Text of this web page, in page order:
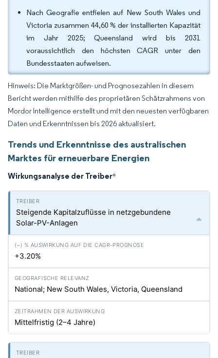
Nach Geografie entfielen auf New South Wales und
Victoria zusammen 44,60 % der installierten Kapazität
im Jahr 2025; Queensland wird bis 2031
voraussichtlich den höchsten CAGR unter den
Bundesstaaten aufweisen.
Hinweis: Die Marktgrößen- und Prognosezahlen in diesem
Bericht werden mithilfe des proprietären Schätzrahmens von
Mordor Intelligence erstellt und mit den neuesten verfügbaren
Daten und Erkenntnissen bis 2026 aktualisiert.
Trends und Erkenntnisse des australischen
Marktes für erneuerbare Energien
Wirkungsanalyse der Treiber*
Steigende Kapitalzuflüsse in netzgebundene
Solar-PV-Anlagen
+3.20%
National; New South Wales, Victoria, Queensland
Mittelfristig (2–4 Jahre)